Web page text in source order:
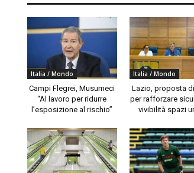
Italia / Mondo
Campi Flegrei, Musumeci
“Al lavoro per ridurre
l’esposizione al rischio”
Italia / Mondo
Lazio, proposta
per rafforzare
vivibilità spazi